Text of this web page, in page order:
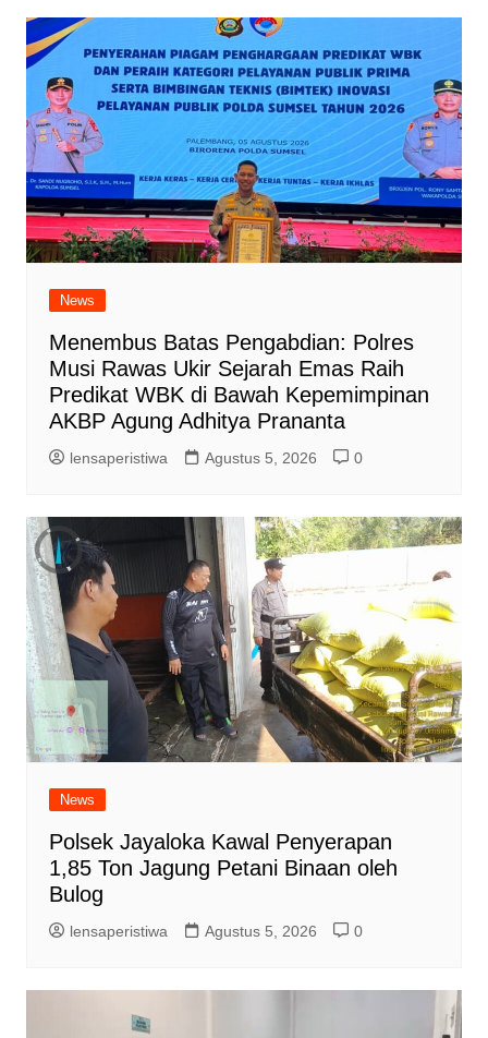
News
Menembus Batas Pengabdian: Polres
Musi Rawas Ukir Sejarah Emas Raih
Predikat WBK di Bawah Kepemimpinan
AKBP Agung Adhitya Prananta
lensaperistiwa Agustus 5, 2026 0
News
Polsek Jayaloka Kawal Penyerapan
1,85 Ton Jagung Petani Binaan oleh
Bulog
lensaperistiwa Agustus 5, 2026 0